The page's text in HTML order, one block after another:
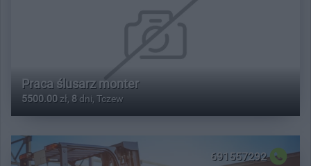
Praca ślusarz monter
5500.00 zł, 8 dni, Tczew
691557292